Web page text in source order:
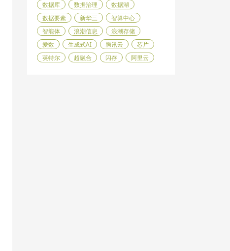
数据库
数据治理
数据湖
数据要素
新华三
智算中心
智能体
浪潮信息
浪潮存储
爱数
生成式AI 腾讯云
芯片
英特尔
超融合 闪存 阿里云